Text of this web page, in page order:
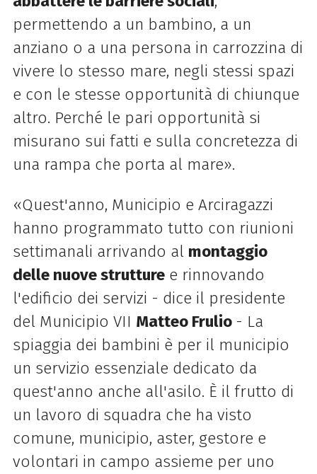
permettendo a un bambino, a un
anziano o a una persona in carrozzina di
vivere lo stesso mare, negli stessi spazi
e con le stesse opportunità di chiunque
altro. Perché le pari opportunità si
misurano sui fatti e sulla concretezza di
una rampa che porta al mare».
«Quest'anno, Municipio e Arciragazzi
hanno programmato tutto con riunioni
settimanali arrivando al montaggio
delle nuove strutturee rinnovando
l'edificio dei servizi - dice il presidente
del Municipio VII Matteo Frulio - La
spiaggia dei bambini è per il municipio
un servizio essenziale dedicato da
quest'anno anche all'asilo. È il frutto di
un lavoro di squadra che ha visto
comune, municipio, aster, gestore e
volontari in campo assieme per uno